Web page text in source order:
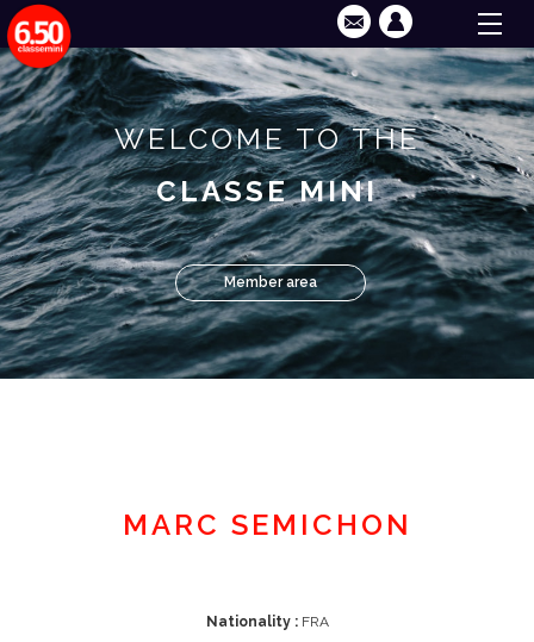
WELCOME TO THE
CLASSE MINI
Member area
MARC SEMICHON
Nationality :FRA